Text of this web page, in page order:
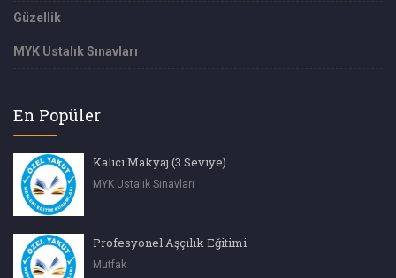
Güzellik
MYK Ustalık Sınavları
En Popüler
Kalıcı Makyaj (3.Seviye)
MYK Ustalık Sınavları
Profesyonel Aşçılık Eğitimi
Mutfak